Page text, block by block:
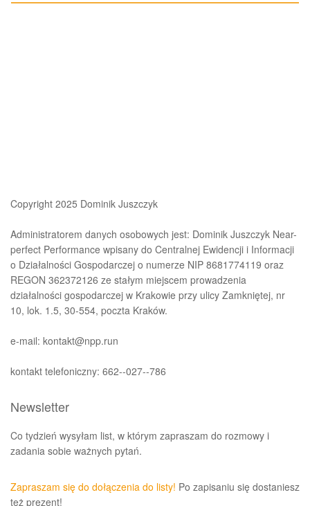
Copyright 2025 Dominik Juszczyk
Administratorem danych osobowych jest: Dominik Juszczyk Near-
perfect Performance wpisany do Centralnej Ewidencji i Informacji
o Działalności Gospodarczej o numerze NIP 8681774119 oraz
REGON 362372126 ze stałym miejscem prowadzenia
działalności gospodarczej w Krakowie przy ulicy Zamkniętej, nr
10, lok. 1.5, 30-554, poczta Kraków.
e-mail: kontakt@npp.run
kontakt telefoniczny: 662--027--786
Newsletter
Co tydzień wysyłam list, w którym zapraszam do rozmowy i
zadania sobie ważnych pytań.
Zapraszam się do dołączenia do listy! Po zapisaniu się dostaniesz
też prezent!